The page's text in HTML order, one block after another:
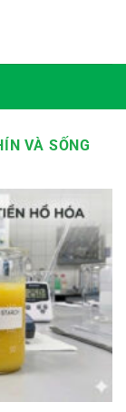
VÀ SỐNG